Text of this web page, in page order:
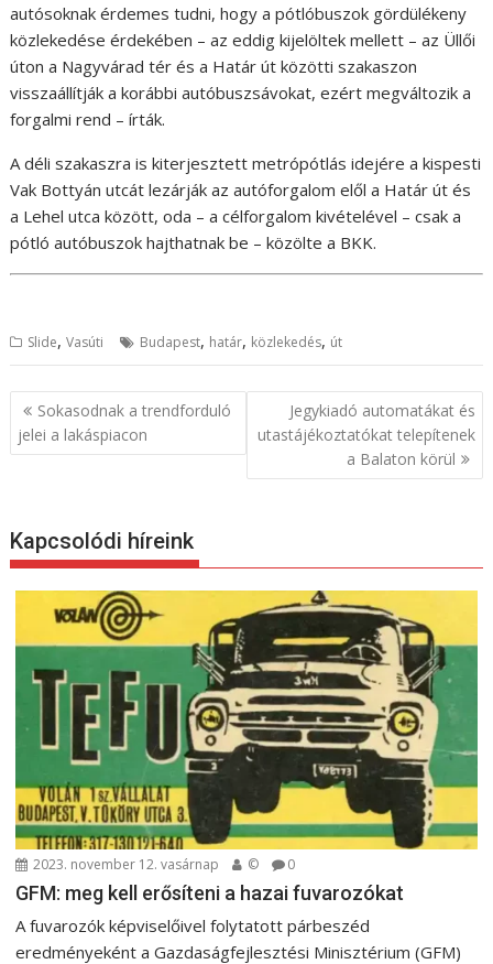
autósoknak érdemes tudni, hogy a pótlóbuszok gördülékeny
közlekedése érdekében – az eddig kijelöltek mellett – az Üllői
úton a Nagyvárad tér és a Határ út közötti szakaszon
visszaállítják a korábbi autóbuszsávokat, ezért megváltozik a
forgalmi rend – írták.
A déli szakaszra is kiterjesztett metrópótlás idejére a kispesti
Vak Bottyán utcát lezárják az autóforgalom elől a Határ út és
a Lehel utca között, oda – a célforgalom kivételével – csak a
pótló autóbuszok hajthatnak be – közölte a BKK.
Slide,Vasúti Budapest, határ, közlekedés, út
B
e
g
y
z
s
g
á
c
i
ó
Sokasodnak a trendforduló
jelei a lakáspiacon
Jegykiadó automatákat és
utastájékoztatókat telepítenek
a Balaton körül
Kapcsolódi híreink
2023. november 12. vasárnap © 0
GFM: meg kell erősíteni a hazai fuvarozókat
A fuvarozók képviselőivel folytatott párbeszéd
eredményeként a Gazdaságfejlesztési Minisztérium (GFM)